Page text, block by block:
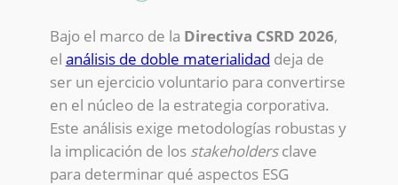
Bajo el marco de la Directiva CSRD 2026,
el análisis de doble materialidad deja de
ser un ejercicio voluntario para convertirse
en el núcleo de la estrategia corporativa.
Este análisis exige metodologías robustas y
la implicación de los stakeholdersclave
para determinar qué aspectos ESG